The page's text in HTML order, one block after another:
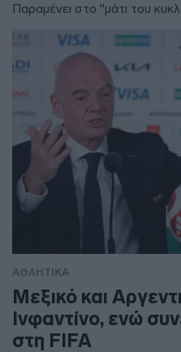
Παραμένει στο "μάτι του
ΑΘΛΗΤΙΚΑ
Μεξικό και
Ινφαντίνο, ενώ
στη FIFA